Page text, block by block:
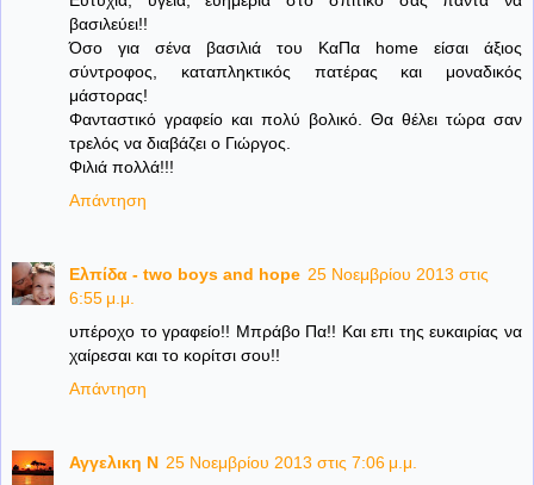
βασιλεύει!!
Όσο για σένα βασιλιά του ΚαΠα home είσαι άξιος
σύντροφος, καταπληκτικός πατέρας και μοναδικός
μάστορας!
Φανταστικό γραφείο και πολύ βολικό. Θα θέλει τώρα σαν
τρελός να διαβάζει ο Γιώργος.
Φιλιά πολλά!!!
Απάντηση
Ελπίδα - two boys and hope 25 Νοεμβρίου 2013 στις
6:55 μ.μ.
υπέροχο το γραφείο!! Μπράβο Πα!! Και επι της ευκαιρίας να
χαίρεσαι και το κορίτσι σου!!
Απάντηση
Αγγελικη Ν 25 Νοεμβρίου 2013 στις 7:06 μ.μ.